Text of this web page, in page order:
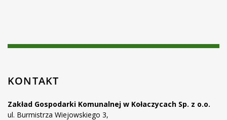
KONTAKT
Zakład Gospodarki Komunalnej w Kołaczycach Sp. z o.o.
ul. Burmistrza Wiejowskiego 3,